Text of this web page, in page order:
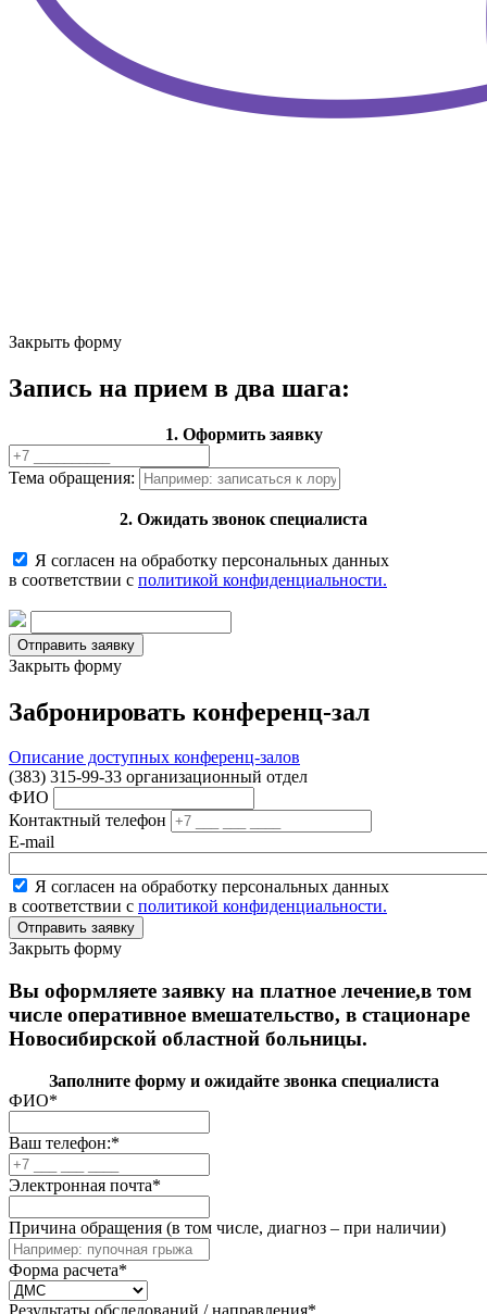
Закрыть форму
Запись на прием в два шага:
1. Оформить заявку
Тема обращения:
2. Ожидать звонок специалиста
Я согласен на обработку персональных данных
в соответствии с политикой конфиденциальности.
Закрыть форму
Забронировать конференц-зал
Описание доступных конференц-залов
(383) 315-99-33 организационный отдел
ФИО
Контактный телефон
E-mail
Я согласен на обработку персональных данных
в соответствии с политикой конфиденциальности.
Закрыть форму
Вы оформляете заявку на платное лечение,в том
числе оперативное вмешательство, в стационаре
Новосибирской областной больницы.
Заполните форму и ожидайте звонка специалиста
ФИО*
Ваш телефон:*
Электронная почта*
Причина обращения (в том числе, диагноз – при наличии)
Форма расчета*
Результаты обследований / направления*